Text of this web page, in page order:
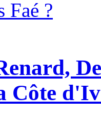
Côte